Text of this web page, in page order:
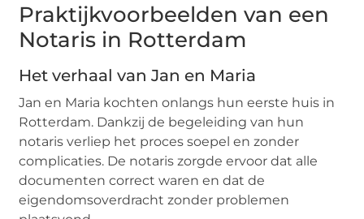
Praktijkvoorbeelden van een
Notaris in Rotterdam
Het verhaal van Jan en Maria
Jan en Maria kochten onlangs hun eerste huis in
Rotterdam. Dankzij de begeleiding van hun
notaris verliep het proces soepel en zonder
complicaties. De notaris zorgde ervoor dat alle
documenten correct waren en dat de
eigendomsoverdracht zonder problemen